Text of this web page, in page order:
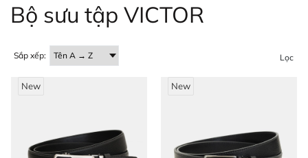
Bộ sưu tập VICTOR
Sắp xếp: Lọc
New New